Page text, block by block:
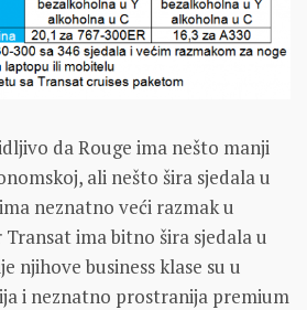
da Rouge ima nešto manji
ali nešto šira sjedala u
neznatno veći razmak u
Transat ima bitno šira sjedala u
njihove business klase su u
i neznatno prostranija premium